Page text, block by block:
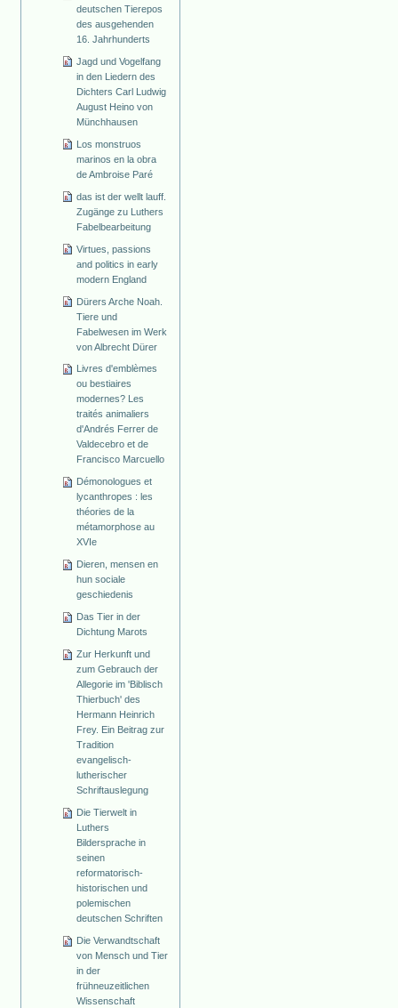
deutschen Tierepos
des ausgehenden
16. Jahrhunderts
Jagd und Vogelfang
in den Liedern des
Dichters Carl Ludwig
August Heino von
Münchhausen
Los monstruos
marinos en la obra
de Ambroise Paré
das ist der wellt lauff.
Zugänge zu Luthers
Fabelbearbeitung
Virtues, passions
and politics in early
modern England
Dürers Arche Noah.
Tiere und
Fabelwesen im Werk
von Albrecht Dürer
Livres d'emblèmes
ou bestiaires
modernes? Les
traités animaliers
d'Andrés Ferrer de
Valdecebro et de
Francisco Marcuello
Démonologues et
lycanthropes : les
théories de la
métamorphose au
XVIe
Dieren, mensen en
hun sociale
geschiedenis
Das Tier in der
Dichtung Marots
Zur Herkunft und
zum Gebrauch der
Allegorie im 'Biblisch
Thierbuch' des
Hermann Heinrich
Frey. Ein Beitrag zur
Tradition
evangelisch-
lutherischer
Schriftauslegung
Die Tierwelt in
Luthers
Bildersprache in
seinen
reformatorisch-
historischen und
polemischen
deutschen Schriften
Die Verwandtschaft
von Mensch und Tier
in der
frühneuzeitlichen
Wissenschaft